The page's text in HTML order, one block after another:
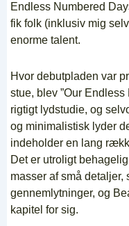
Endless Numbered
fik folk (inklusiv mig
enorme talent.
Hvor debutpladen var
stue, blev ”Our
rigtigt lydstudie, og
og minimalistisk lyder
indeholder en lang
Det er utroligt
masser af små detaljer,
gennemlytninger, og
kapitel for sig.